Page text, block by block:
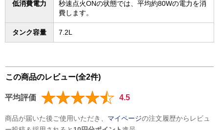
低消費電力
秒速点火ONの状態では、平均約80Wの電力を消
費します。
タンク容量 7.2L
この商品のレビュー(全2件)
平均評価 4.5
商品が届いた後ご使用いただき、 マイページの注文履歴からレビュ